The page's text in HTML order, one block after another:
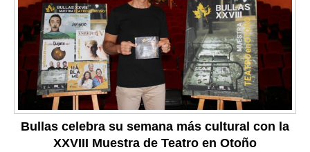
Bullas celebra su semana más cultural con la
XXVIII Muestra de Teatro en Otoño